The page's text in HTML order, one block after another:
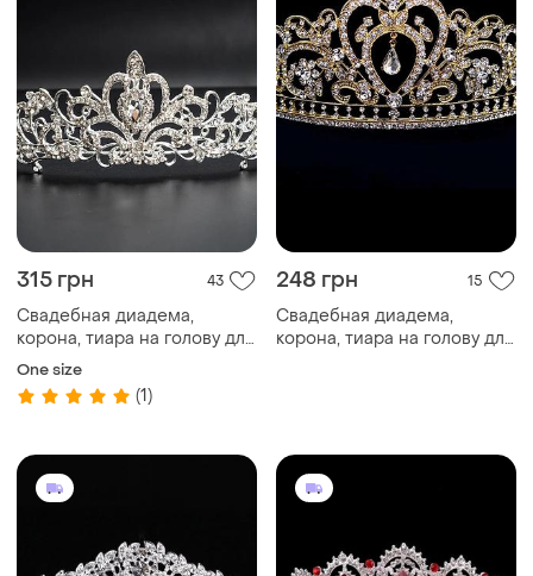
315 грн 43
Свадебная диадема,
корона, тиара на голову для
невесты посеребрение
One size
(1)
248 грн 15
Свадебная диадема,
корона, тиара на голову для